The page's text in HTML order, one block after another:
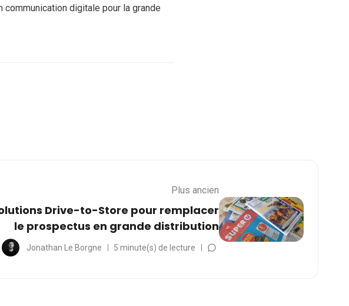
digitale pour la grande
Plus ancien
Drive-to-Store pour remplacer
le prospectus en grande distribution
Jonathan Le Borgne 5 minute(s) de lecture